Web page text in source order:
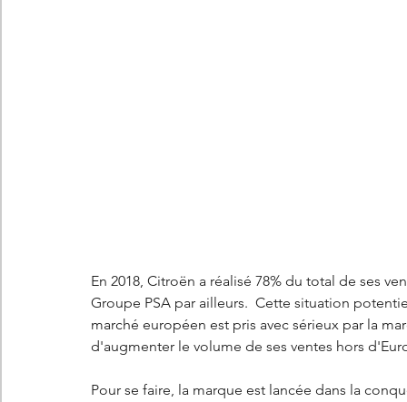
En 2018, Citroën a réalisé 78% du total de ses
Groupe PSA par ailleurs.  Cette situation
marché européen est pris avec sérieux par la
d'augmenter le volume de ses ventes hors
Pour se faire, la marque est lancée dans la